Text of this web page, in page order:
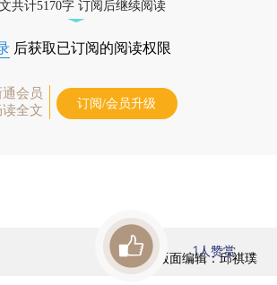
共计5170字 订阅后继续阅读
后获取已订阅的阅读权限
通会员
全文
订阅/会员升级
版面编辑：邱祺璞
1人赞赏